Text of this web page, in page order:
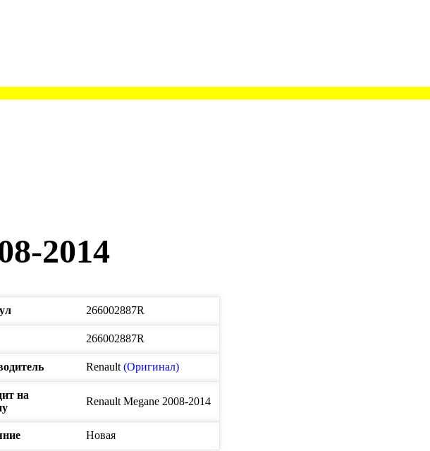
2014
266002887R
266002887R
Renault (Оригинал)
на
Renault Megane 2008-2014
Новая